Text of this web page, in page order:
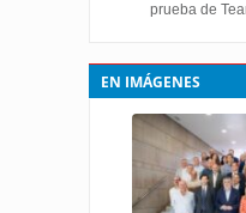
prueba de
EN IMÁGENES